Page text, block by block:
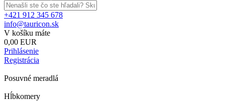
+421 912 345 678
info@tauricon.sk
V košíku máte
0,00 EUR
Prihlásenie
Registrácia
Posuvné meradlá
Hĺbkomery